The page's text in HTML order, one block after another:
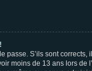
passe. S’ils sont corrects,
moins de 13 ans lors